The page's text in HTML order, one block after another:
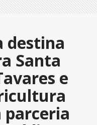
destina
Santa
e
parceria